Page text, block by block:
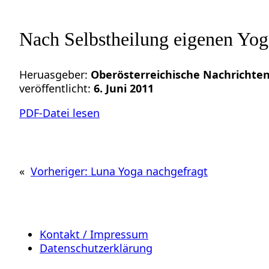
Nach Selbstheilung eigenen
Heruasgeber: Oberösterreichische Nachrichten
veröffentlicht: 6. Juni 2011
PDF-Datei lesen
« Vorheriger: Luna Yoga nachgefragt
Kontakt / Impressum
Datenschutzerklärung